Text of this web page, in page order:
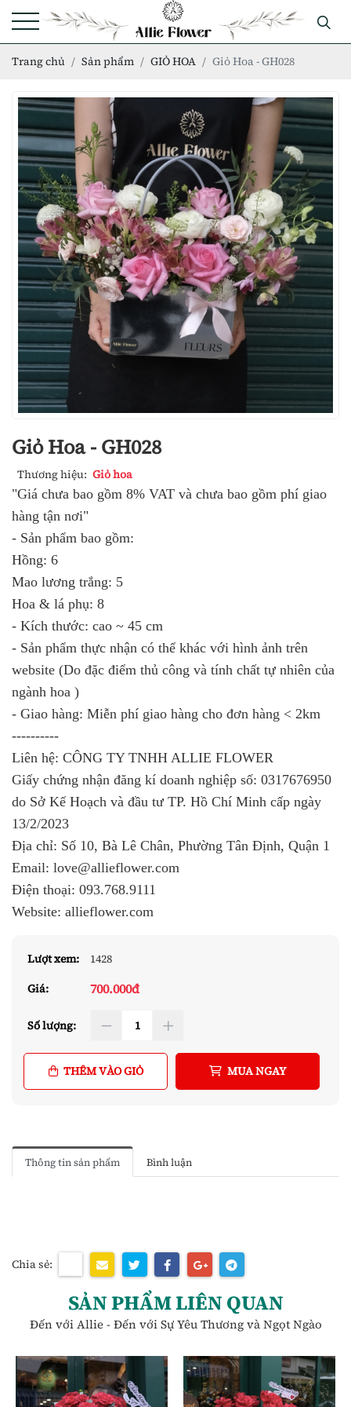
Trang chủ Sản phẩm GIỎ HOA Giỏ Hoa - GH028
Giỏ Hoa - GH028
Thương hiệu: Giỏ hoa
"Giá chưa bao gồm 8% VAT và chưa bao gồm phí giao
hàng tận nơi"
- Sản phẩm bao gồm:
Hồng: 6
Mao lương trắng: 5
Hoa & lá phụ: 8
- Kích thước: cao ~ 45 cm
- Sản phẩm thực nhận có thể khác với hình ảnh trên
website (Do đặc điểm thủ công và tính chất tự nhiên của
ngành hoa )
- Giao hàng: Miễn phí giao hàng cho đơn hàng < 2km
----------
Liên hệ: CÔNG TY TNHH ALLIE FLOWER
Giấy chứng nhận đăng kí doanh nghiệp số: 0317676950
do Sở Kế Hoạch và đầu tư TP. Hồ Chí Minh cấp ngày
13/2/2023
Địa chỉ: Số 10, Bà Lê Chân, Phường Tân Định, Quận 1
Email: love@allieflower.com
Điện thoại: 093.768.9111
Website: allieflower.com
Lượt xem:
1428
Giá:
700.000đ
Số lượng:
THÊM VÀO GIỎ MUA NGAY
Thông tin sản phẩm Bình luận
Chia sẻ:
SẢN PHẨM LIÊN QUAN
Đến với Allie - Đến với Sự Yêu Thương và Ngọt Ngào